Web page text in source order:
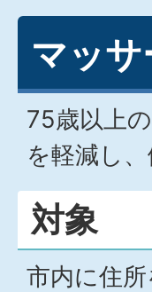
マッ
75歳以上
を軽減し
対象
市内に住